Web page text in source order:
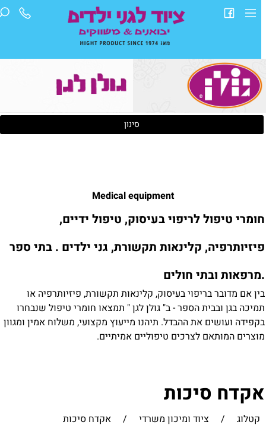
סינון
Medical equipment
טיפול לריפוי בעיסוק, טיפול ידיים,
קלינאות תקשורת, גני ילדים . בתי ספר
ובתי חולים
אם מדובר בריפוי בעיסוק, קלינאות תקשורת, פיזיותרפיה או
בגן ובבית הספר - ב" גולן לגן " תמצאו חומרי טיפול שנבחרו
ועושים את ההבדל. תיהנו מייעוץ מקצועי, משלוח אמין ומגוון
המותאם לצרכים טיפוליים אמיתיים.
סיכות
קטלוג / ציוד ומיכון משרדי / אקדח סיכות